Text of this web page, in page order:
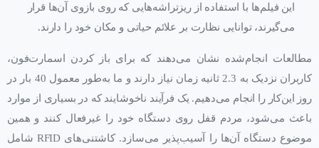
این فیلم‌ها با استفاده از ریزتراشه‌هایی که روی بازوی آن‌ها قرار
می‌گیرند، توانایی نظارت بر علائم حیاتی و مکان خود را دارند.
مطالعات انجام‌شده نشان می‌دهند که برای باز کردن اسمارت‌فون،
کاربران نزدیک به 2.3 ثانیه زمان نیاز دارند و ما به‌طور معمول 40 بار در
روز این‌کار را انجام می‌دهیم. یک فرآیند ناخوشایند که در بسیاری از موارد
باعث می‌شود، مردم قفل روی دستگاه خود را غیرفعال کنند و همین
موضوع دستگاه آن‌ها را آسیب‌پذیر می‌سازد. کاشتنی‌های RFID شامل